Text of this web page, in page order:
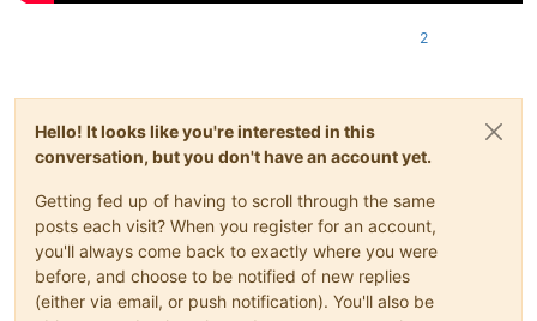
2
Hello! It looks like you're interested in this
conversation, but you don't have an account yet.
Getting fed up of having to scroll through the same
posts each visit? When you register for an account,
you'll always come back to exactly where you were
before, and choose to be notified of new replies
(either via email, or push notification). You'll also be